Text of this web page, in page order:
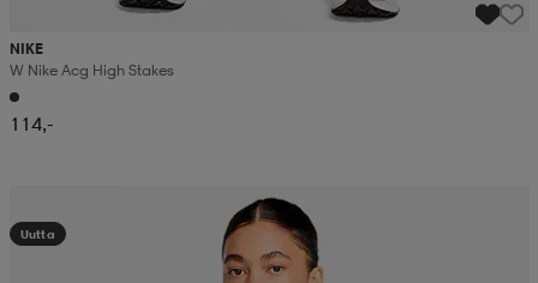
NIKE
W Nike Acg High Stakes
114,-
Uutta